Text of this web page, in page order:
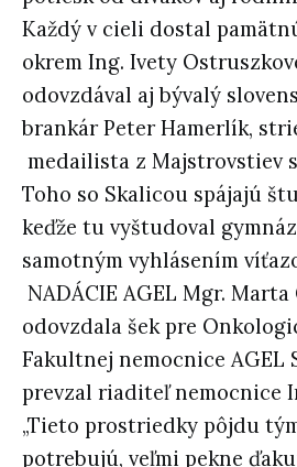
Každý v cieli dostal
okrem Ing. Ivety
odovzdával aj bývalý
brankár Peter Hamerlík,
medailista z Majstrovstiev
Toho so Skalicou spájajú
keďže tu vyštudoval
samotným vyhlásením
NADÁCIE AGEL Mgr. Marta
odovzdala šek pre
Fakultnej nemocnice AGEL
prevzal riaditeľ nemocnice
„Tieto prostriedky pôjdu
potrebujú, veľmi pekne